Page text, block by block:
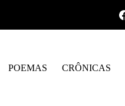
POEMAS CRÔNICAS